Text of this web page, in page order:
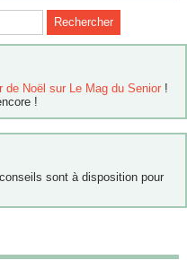
de Noël sur Le Mag du Senior !
!
conseils sont à disposition pour